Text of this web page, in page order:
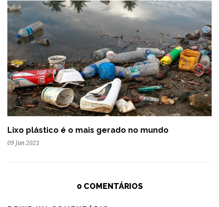
Lixo plástico é o mais gerado no mundo
09 jun 2021
0 COMENTÁRIOS